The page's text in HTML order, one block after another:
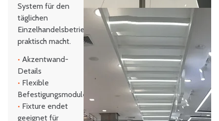
System für den
täglichen
Einzelhandelsbetrieb
praktisch macht.
• Akzentwand-
Details
• Flexible
Befestigungsmodule
• Fixture endet
geeignet für